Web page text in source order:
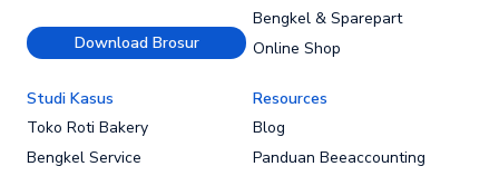
Download Brosur
Bengkel & Sparepart
Online Shop
Studi Kasus
Toko Roti Bakery
Bengkel Service
Resources
Blog
Panduan Beeaccounting